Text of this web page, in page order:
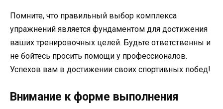
Помните, что правильный выбор комплекса
упражнений является фундаментом для достижения
ваших тренировочных целей. Будьте ответственны и
не бойтесь просить помощи у профессионалов.
Успехов вам в достижении своих спортивных побед!
Внимание к форме выполнения